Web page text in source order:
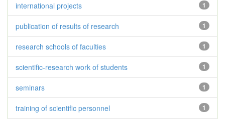
1
international projects
1
publication of results of research
1
research schools of faculties
1
scientific-research work of students
1
seminars
1
training of scientific personnel